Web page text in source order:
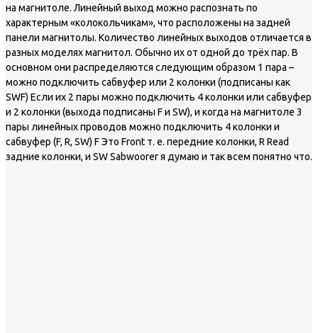
на магнитоле. Линейный выход можно распознать по
характерным «колокольчикам», что расположены на задней
панели магнитолы. Количество линейных выходов отличается в
разных моделях магнитол. Обычно их от одной до трёх пар. В
основном они распределяются следующим образом 1 пара –
можно подключить сабвуфер или 2 колонки (подписаны как
SWF) Если их 2 пары можно подключить 4 колонки или сабвуфер
и 2 колонки (выхода подписаны F и SW), и когда на магнитоле 3
пары линейных проводов можно подключить 4 колонки и
сабвуфер (F, R, SW) F Это Front т. е. передние колонки, R Read
задние колонки, и SW Sabwoorer я думаю и так всем понятно что.